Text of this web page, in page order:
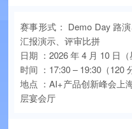
赛事形式： Demo Day 路
汇报演示、评审比拼
日期 ：2026 年 4 月 10 日
时间 ：17:30 – 19:30（120
地点 ：AI+产品创新峰会上
层宴会厅